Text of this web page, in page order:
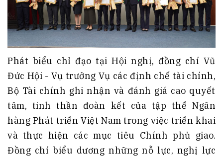
Phát biểu chỉ đạo tại Hội nghị, đồng chí Vũ
Đức Hội - Vụ trưởng Vụ các định chế tài chính,
Bộ Tài chính ghi nhận và đánh giá cao quyết
tâm, tinh thần đoàn kết của tập thể Ngân
hàng Phát triển Việt Nam trong việc triển khai
và thực hiện các mục tiêu Chính phủ giao.
Đồng chí biểu dương những nỗ lực, nghị lực